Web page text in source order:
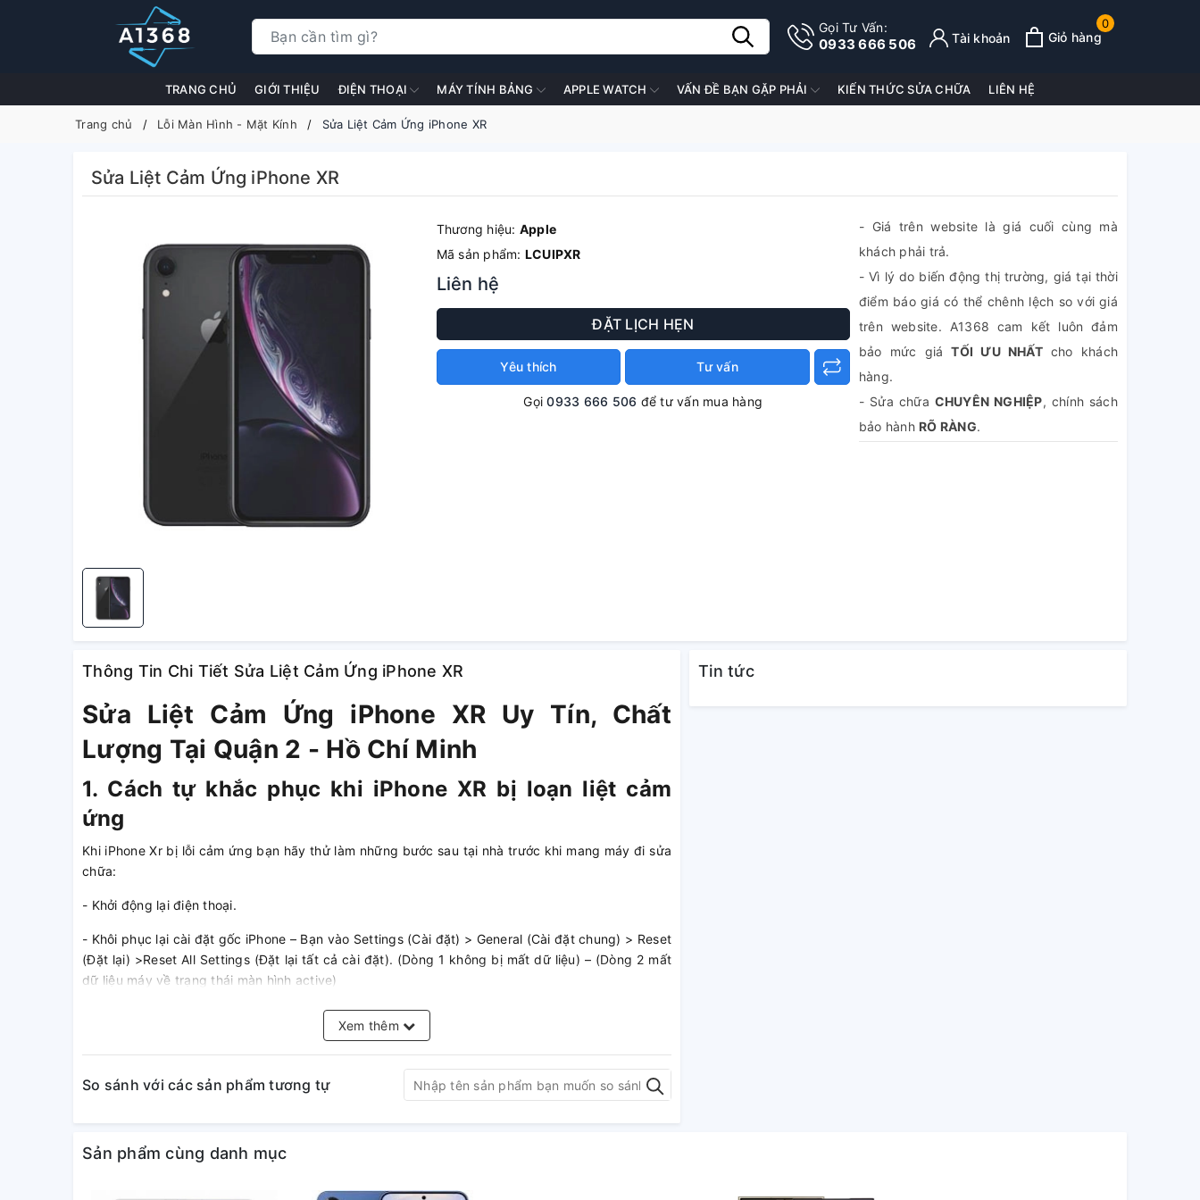
Gọi Tư Vấn:
0933 666 506 Tài khoản
0
Giỏ hàng
TRANG CHỦ GIỚI THIỆU ĐIỆN THOẠI MÁY TÍNH BẢNG APPLE WATCH VẤN ĐỀ BẠN GẶP PHẢI KIẾN THỨC SỬA CHỮA LIÊN HỆ
Trang chủ Lỗi Màn Hình - Mặt Kính Sửa Liệt Cảm Ứng iPhone XR
Sửa Liệt Cảm Ứng iPhone XR
Thương hiệu: Apple
Mã sản phẩm: LCUIPXR
Liên hệ
ĐẶT LỊCH HẸN
Yêu thích Tư vấn
Gọi0933 666 506 để tư vấn mua hàng
- Giá trên website là giá cuối cùng mà
khách phải trả.
- Vì lý do biến động thị trường, giá tại thời
điểm báo giá có thể chênh lệch so với giá
trên website. A1368 cam kết luôn đảm
bảo mức giáTỐI ƯU NHẤTcho khách
hàng.
- Sửa chữa CHUYÊN NGHIỆP, chính sách
bảo hành RÕ RÀNG.
Thông Tin Chi Tiết Sửa Liệt Cảm Ứng iPhone XR
Sửa Liệt Cảm Ứng iPhone XR Uy Tín, Chất
Lượng Tại Quận 2 - Hồ Chí Minh
1. Cách tự khắc phục khi iPhone XR bị loạn liệt cảm
ứng
Khi iPhone Xr bị lỗi cảm ứng bạn hãy thử làm những bước sau tại nhà trước khi mang máy đi sửa
chữa:
- Khởi động lại điện thoại.
- Khôi phục lại cài đặt gốc iPhone – Bạn vào Settings (Cài đặt) > General (Cài đặt chung) > Reset
(Đặt lại) >Reset All Settings (Đặt lại tất cả cài đặt). (Dòng 1 không bị mất dữ liệu) – (Dòng 2 mất
dữ liệu máy về trạng thái màn hình active)
- Dùng iTunes chạy lại phiên bản phần mềm mới nhất.
2. Sửa iPhone XR liệt cảm ứng trong trường hợp nào?
tham khảo:
Trong trường hợp ic cảm ứng bị hư có thể khắc phục bằng cách thay thế mới.
Xem thêm
So sánh với các sản phẩm tương tự
Tin tức
Sản phẩm cùng danh mục